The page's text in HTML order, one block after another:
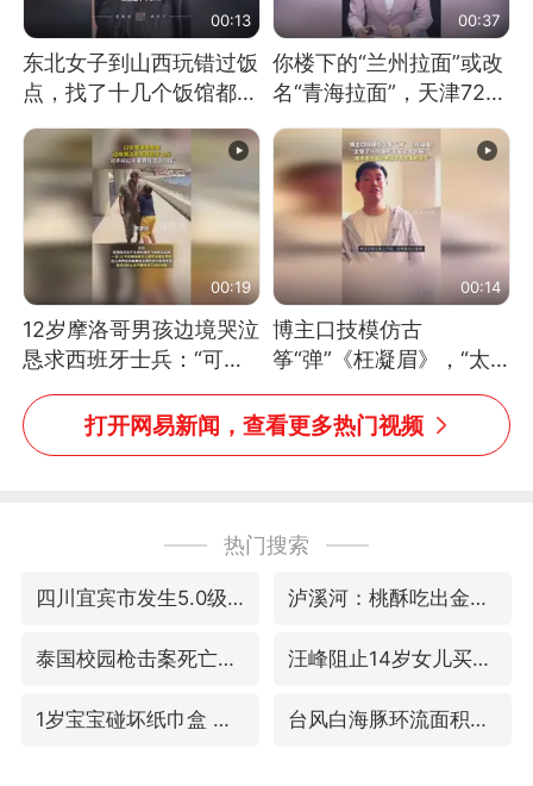
00:13
东北女子到山西玩错过饭
点，找了十几个饭馆都没
开门：午休到几点
00:37
你楼下的“兰州拉面”或改
名“青海拉面”，天津72家
面馆已集体更换招牌
00:19
12岁摩洛哥男孩边境哭泣
恳求西班牙士兵：“可不
可以不要把我遣返回国”
00:14
博主口技模仿古
筝“弹”《枉凝眉》，“太
像了～你是吃古筝长大的
吗？”“或将成为首位考级
不带古筝的选手。”（来
打开网易新闻，查看更多热门视频
热门搜索
四川宜宾市发生5.0级左右地震 泸溪河：桃酥吃出金属牙冠视频不实
泰国校园枪击案死亡人数升至7人 汪峰阻止14岁女儿买大牌
1岁宝宝碰坏纸巾盒 宝妈被索赔924元 台风白海豚环流面积近似13个浙江